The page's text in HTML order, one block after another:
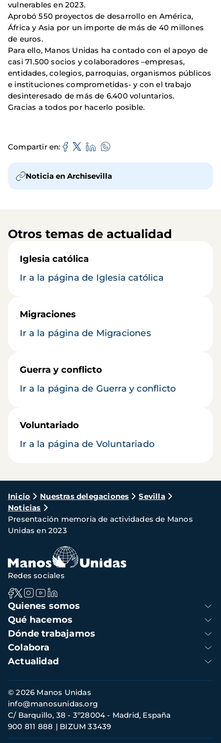
vulnerables en 2023.
Aprobó 550 proyectos de desarrollo en América,
África y Asia por un importe de más de 40 millones
de euros.
Para ello, Manos Unidas ha contado con el apoyo de
casi 71.500 socios y colaboradores –empresas,
entidades, colegios, parroquias, organismos públicos
e instituciones comprometidas- y con el trabajo
desinteresado de más de 6.400 voluntarios.
Gracias a todos por hacerlo posible.
Compartir en
Noticia en Archisevilla
Otros temas de actualidad
Iglesia católica
Ir a la página de Iglesia católica
Migraciones
Ir a la página de Migraciones
Guerra y conflicto
Ir a la página de Guerra y conflicto
Voluntariado
Ir a la página de Voluntariado
Ruta
de
navegación
Inicio Nuestras delegaciones
Sevilla
Noticias
Presentación memoria de actividades de Manos
Unidas en 2023
Navegación
principal
Quienes somos
Qué hacemos
Dónde trabajamos
Colabora
Actualidad
Redes sociales
Información
de
contacto
© 2026 Manos Unidas
C/ Barquillo, 38 - 3º28004 - Madrid, España
900 811 888
BIZUM 33439
info@manosunidas.org